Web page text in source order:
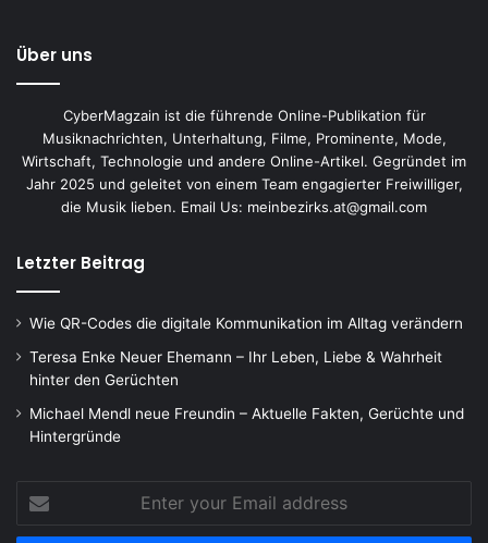
Über uns
CyberMagzain ist die führende Online-Publikation für
Musiknachrichten, Unterhaltung, Filme, Prominente, Mode,
Wirtschaft, Technologie und andere Online-Artikel. Gegründet im
Jahr 2025 und geleitet von einem Team engagierter Freiwilliger,
die Musik lieben. Email Us: meinbezirks.at@gmail.com
Letzter Beitrag
Wie QR-Codes die digitale Kommunikation im Alltag verändern
Teresa Enke Neuer Ehemann – Ihr Leben, Liebe & Wahrheit
hinter den Gerüchten
Michael Mendl neue Freundin – Aktuelle Fakten, Gerüchte und
Hintergründe
your
Email